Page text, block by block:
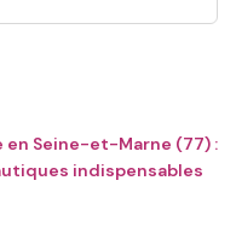
Seine-et-Marne (77) :
indispensables